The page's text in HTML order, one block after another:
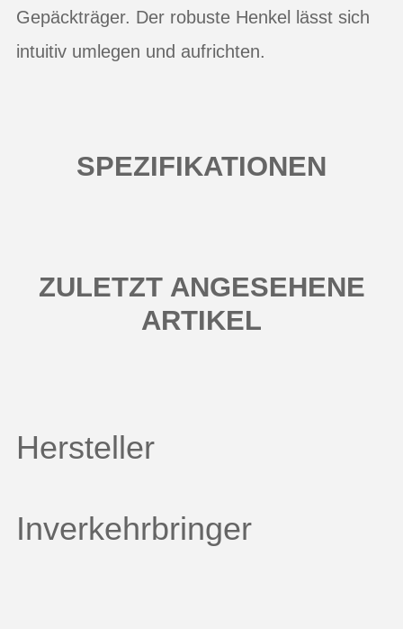
Gepäckträger. Der robuste Henkel lässt sich
intuitiv umlegen und aufrichten.
SPEZIFIKATIONEN
ZULETZT ANGESEHENE
ARTIKEL
Hersteller
Inverkehrbringer